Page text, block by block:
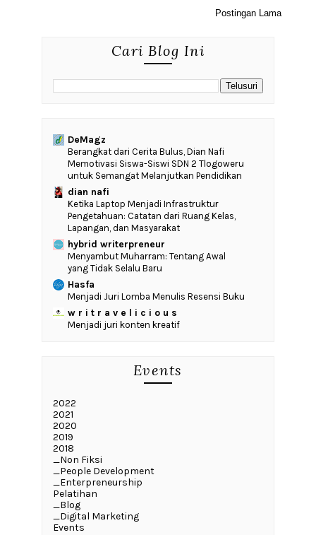
Postingan Lama
Cari Blog Ini
DeMagz
‎Berangkat dari Cerita Bulus, Dian Nafi
Memotivasi Siswa-Siswi SDN 2 Tlogoweru
untuk Semangat Melanjutkan Pendidikan
dian nafi
Ketika Laptop Menjadi Infrastruktur
Pengetahuan: Catatan dari Ruang Kelas,
Lapangan, dan Masyarakat
hybrid writerpreneur
Menyambut Muharram: Tentang Awal
yang Tidak Selalu Baru
Hasfa
Menjadi Juri Lomba Menulis Resensi Buku
w r i t r a v e l i c i o u s
Menjadi juri konten kreatif
Events
2022
2021
2020
2019
2018
_Non Fiksi
_People Development
_Enterpreneurship
Pelatihan
_Blog
_Digital Marketing
Events